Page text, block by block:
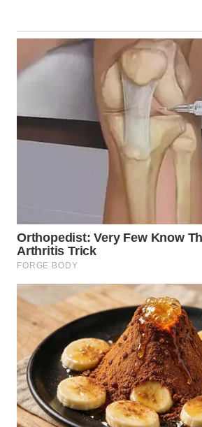
WN
LAMPUNG
WN
WN
JATIM
WN
BALI
WN
KALBAR
WN
KALTENG